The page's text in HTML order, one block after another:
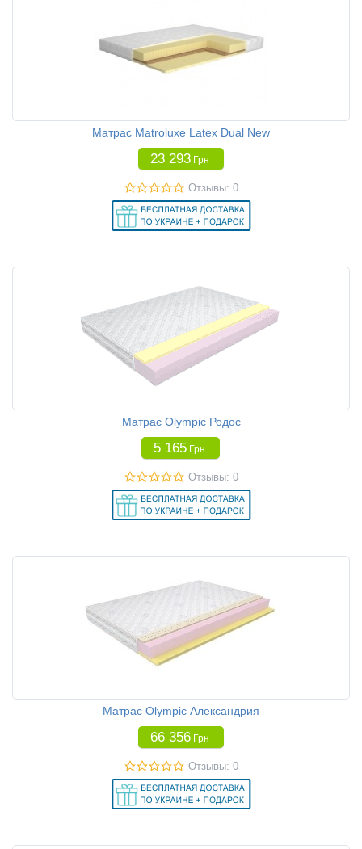
Матрас Matroluxe Latex Dual New
23 293 Грн
Отзывы: 0
Матрас Olympic Родос
5 165 Грн
Отзывы: 0
Матрас Olympic Александрия
66 356 Грн
Отзывы: 0